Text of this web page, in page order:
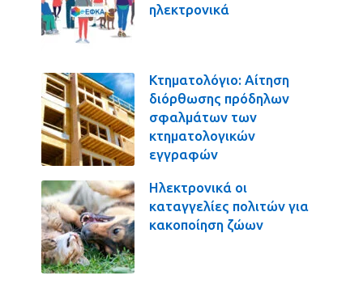
ηλεκτρονικά
Κτηματολόγιο: Αίτηση
διόρθωσης πρόδηλων
σφαλμάτων των
κτηματολογικών
εγγραφών
Ηλεκτρονικά οι
καταγγελίες πολιτών για
κακοποίηση ζώων